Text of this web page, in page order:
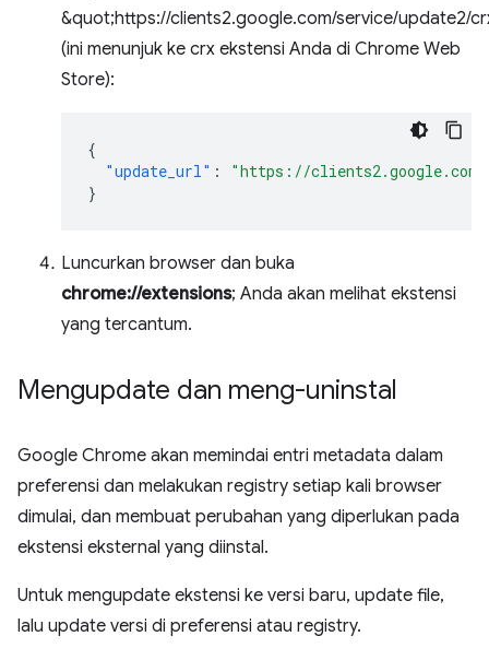
&quot;https://clients2.google.com/service/update2/
(ini menunjuk ke crx ekstensi Anda di Chrome Web
Store):
{
"update_url" :
"https://
}
Luncurkan browser dan buka
chrome://extensions; Anda akan melihat ekstensi
yang tercantum.
Mengupdate dan meng-uninstal
Google Chrome akan memindai entri metadata dalam
preferensi dan melakukan registry setiap kali browser
dimulai, dan membuat perubahan yang diperlukan pada
ekstensi eksternal yang diinstal.
Untuk mengupdate ekstensi ke versi baru, update file,
lalu update versi di preferensi atau registry.